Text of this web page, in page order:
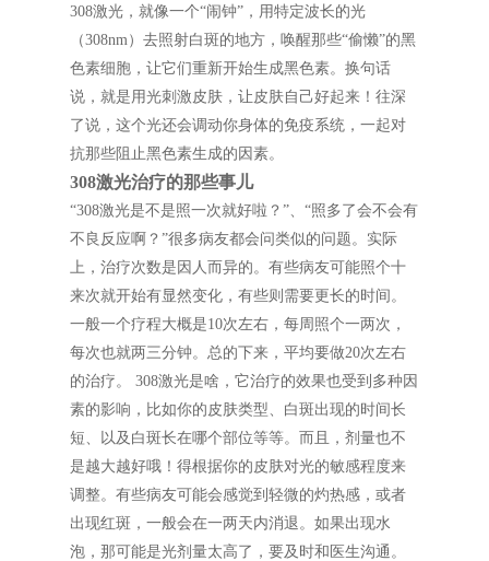
308激光，就像一个“闹钟”，用特定波长的光
（308nm）去照射白斑的地方，唤醒那些“偷懒”的黑
色素细胞，让它们重新开始生成黑色素。换句话
说，就是用光刺激皮肤，让皮肤自己好起来！往深
了说，这个光还会调动你身体的免疫系统，一起对
抗那些阻止黑色素生成的因素。
308激光治疗的那些事儿
“308激光是不是照一次就好啦？”、“照多了会不会有
不良反应啊？”很多病友都会问类似的问题。实际
上，治疗次数是因人而异的。有些病友可能照个十
来次就开始有显然变化，有些则需要更长的时间。
一般一个疗程大概是10次左右，每周照个一两次，
每次也就两三分钟。总的下来，平均要做20次左右
的治疗。 308激光是啥，它治疗的效果也受到多种因
素的影响，比如你的皮肤类型、白斑出现的时间长
短、以及白斑长在哪个部位等等。而且，剂量也不
是越大越好哦！得根据你的皮肤对光的敏感程度来
调整。有些病友可能会感觉到轻微的灼热感，或者
出现红斑，一般会在一两天内消退。如果出现水
泡，那可能是光剂量太高了，要及时和医生沟通。